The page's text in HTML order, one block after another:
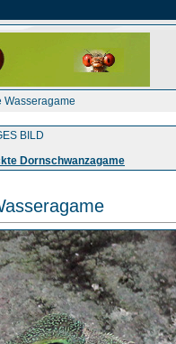
Wasseragame
BILD
Dornschwanzagame